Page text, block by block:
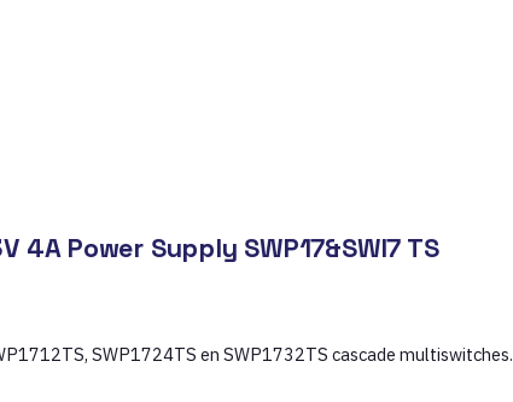
4A Power Supply SWP17&SWI7 TS
SWP1724TS en SWP1732TS cascade multiswitches.